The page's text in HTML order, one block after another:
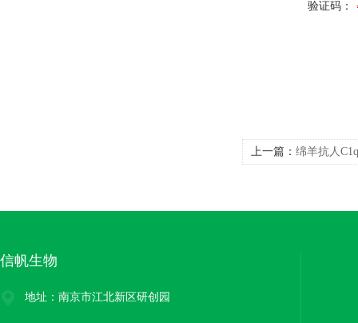
验证码：
上一篇： 绵羊抗人
信帆生物
地址：南京市江北新区研创园